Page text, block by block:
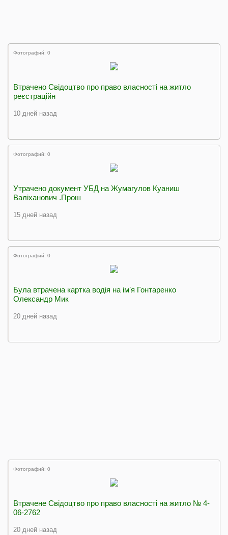
Фотографий: 0
Втрачено Свідоцтво про право власності на житло
реєстраційн
10 дней назад
Фотографий: 0
Утрачено документ УБД на Жумагулов Куаниш
Валіханович .Прош
15 дней назад
Фотографий: 0
Була втрачена картка водія на імʼя Гонтаренко
Олександр Мик
20 дней назад
Фотографий: 0
Втрачене Свідоцтво про право власності на житло № 4-
06-2762
20 дней назад